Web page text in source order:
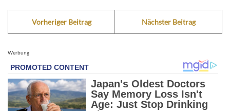
Vorheriger Beitrag Nächster Beitrag
Werbung